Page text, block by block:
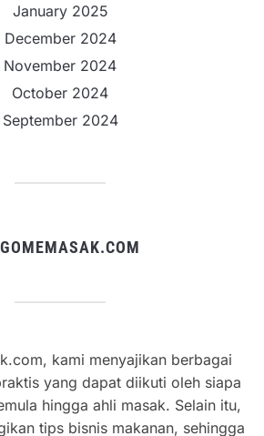
January 2025
December 2024
November 2024
October 2024
September 2024
kami menyajikan berbagai
yang dapat diikuti oleh siapa
hingga ahli masak. Selain itu,
tips bisnis makanan, sehingga